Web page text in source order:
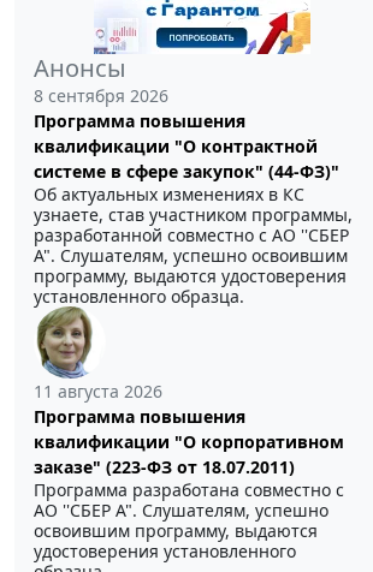
Анонсы
8 сентября 2026
Программа повышения
квалификации "О контрактной
системе в сфере закупок" (44-ФЗ)"
Об актуальных изменениях в КС
узнаете, став участником программы,
разработанной совместно с АО ''СБЕР
А". Слушателям, успешно освоившим
программу, выдаются удостоверения
установленного образца.
11 августа 2026
Программа повышения
квалификации "О корпоративном
заказе" (223-ФЗ от 18.07.2011)
Программа разработана совместно с
АО ''СБЕР А". Слушателям, успешно
освоившим программу, выдаются
удостоверения установленного